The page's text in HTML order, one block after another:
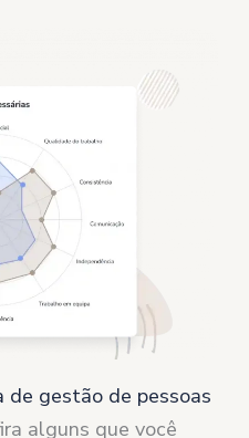
de gestão de pessoas
alguns que você